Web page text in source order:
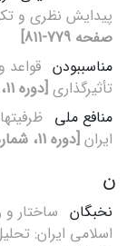
پیدایش نظری و
صفحه 779-811]
مناسب‏بودن قواعد
تأثیرگذاری [دوره 11، شماره 42، 1387، صفحه 757-778]
منافع ملی
ایران [دوره 11، شماره 39، 1387، صفحه 75-98]
ن
نخبگان ساختار
اسلامی ایران: